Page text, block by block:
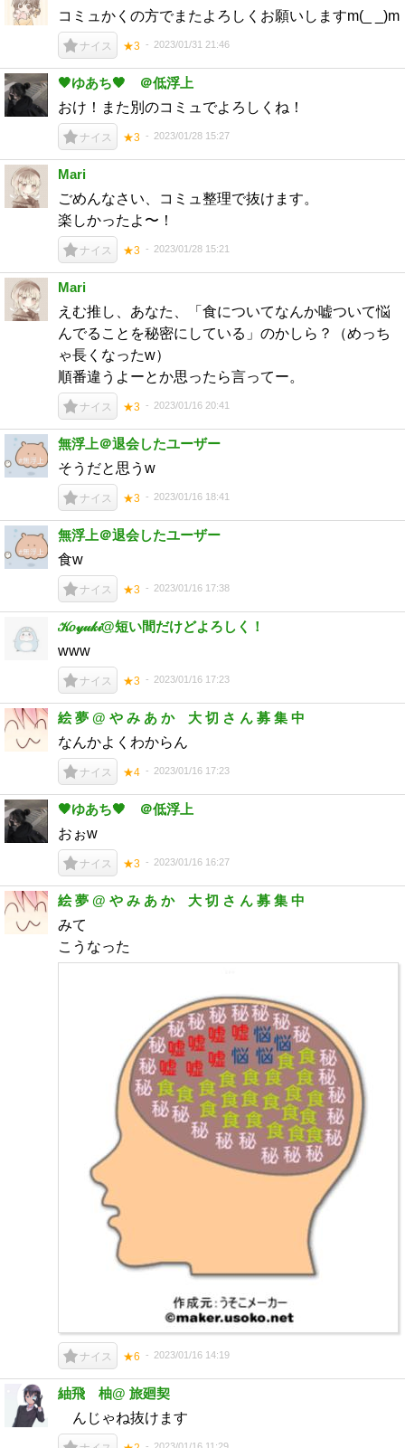
コミュかくの方でまたよろしくお願いしますm(_ _)m
ナイス ★3 2023/01/31 21:46
🖤ゆあち🖤 ＠低浮上
おけ！また別のコミュでよろしくね！
ナイス ★3 2023/01/28 15:27
Mari
ごめんなさい、コミュ整理で抜けます。
楽しかったよ〜！
ナイス ★3 2023/01/28 15:21
Mari
えむ推し、あなた、「食についてなんか嘘ついて悩
んでることを秘密にしている」のかしら？（めっち
ゃ長くなったw）
順番違うよーとか思ったら言ってー。
ナイス ★3 2023/01/16 20:41
無浮上＠退会したユーザー
そうだと思うw
ナイス ★3 2023/01/16 18:41
無浮上＠退会したユーザー
食w
ナイス ★3 2023/01/16 17:38
𝒦𝑜𝓎𝓊𝓀𝒾@短い間だけどよろしく！
www
ナイス ★3 2023/01/16 17:23
絵 夢 @ や み あ か 大 切 さ ん 募 集 中
なんかよくわからん
ナイス ★4 2023/01/16 17:23
🖤ゆあち🖤 ＠低浮上
おぉw
ナイス ★3 2023/01/16 16:27
絵 夢 @ や み あ か 大 切 さ ん 募 集 中
みて
こうなった
ナイス ★6 2023/01/16 14:19
紬飛 柚@ 旅廻契
んじゃね抜けます